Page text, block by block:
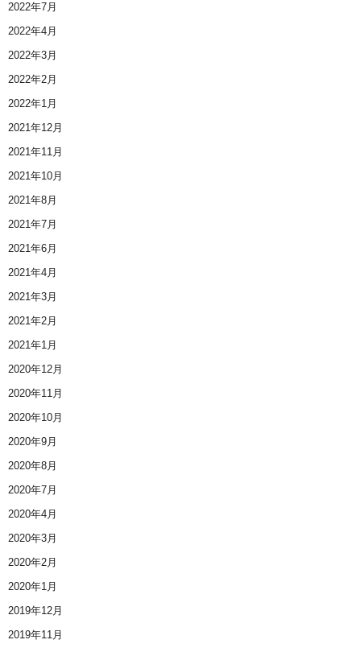
2022年7月
2022年4月
2022年3月
2022年2月
2022年1月
2021年12月
2021年11月
2021年10月
2021年8月
2021年7月
2021年6月
2021年4月
2021年3月
2021年2月
2021年1月
2020年12月
2020年11月
2020年10月
2020年9月
2020年8月
2020年7月
2020年4月
2020年3月
2020年2月
2020年1月
2019年12月
2019年11月